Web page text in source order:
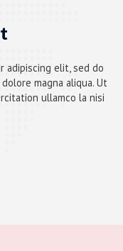
adipiscing elit, sed do
magna aliqua. Ut
ullamco la nisi